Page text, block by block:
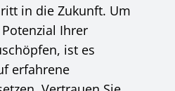
in die Zukunft. Um
Ihrer
ist es
erfahrene